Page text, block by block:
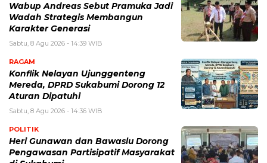
Wabup Andreas Sebut Pramuka Jadi
Wadah Strategis Membangun
Karakter Generasi ‎
Sabtu, 8 Agu 2026 - 14:39 WIB
RAGAM
Konflik Nelayan Ujunggenteng
Mereda, DPRD Sukabumi Dorong 12
Aturan Dipatuhi
Sabtu, 8 Agu 2026 - 14:36 WIB
POLITIK
Heri Gunawan dan Bawaslu Dorong
Pengawasan Partisipatif Masyarakat